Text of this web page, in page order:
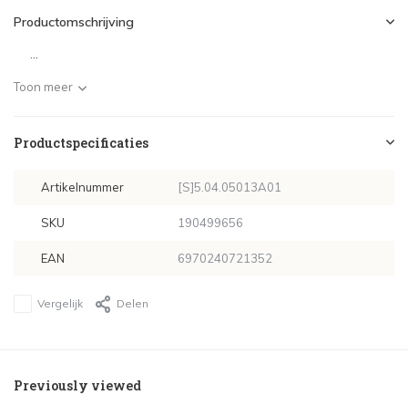
Productomschrijving
Toon meer
Productspecificaties
Artikelnummer [S]5.04.05013A01
SKU 190499656
EAN 6970240721352
Vergelijk Delen
Previously viewed